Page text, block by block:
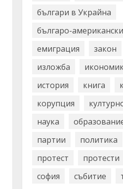
българи в Украйна
българо-американски
емиграция
закон
изложба
история
книга
корупция
наука
партии
политика
протест
протести
софия
събитие